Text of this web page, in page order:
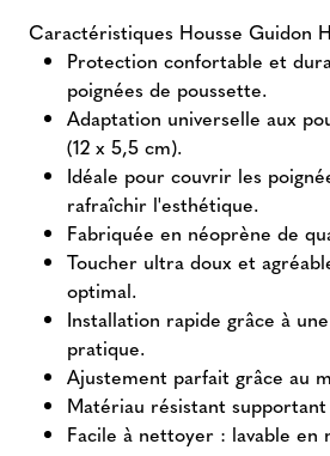
Caractéristiques Housse Guidon
Protection confortable et
poignées de poussette.
Adaptation universelle aux
(12 x 5,5 cm).
Idéale pour couvrir les
rafraîchir l'esthétique.
Fabriquée en néoprène de
Toucher ultra doux et
optimal.
Installation rapide grâce à
pratique.
Ajustement parfait grâce au
Matériau résistant
Facile à nettoyer : lavable en